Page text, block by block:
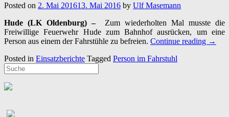
Posted on 2. Mai 201613. Mai 2016 by Ulf Masemann
Hude (LK Oldenburg) – Zum wiederholten Mal musste die
Freiwillige Feuerwehr Hude zum Bahnhof ausrücken, um eine
Person aus einem der Fahrstühle zu befreien. Continue reading →
Posted in Einsatzberichte Tagged Person im Fahrstuhl